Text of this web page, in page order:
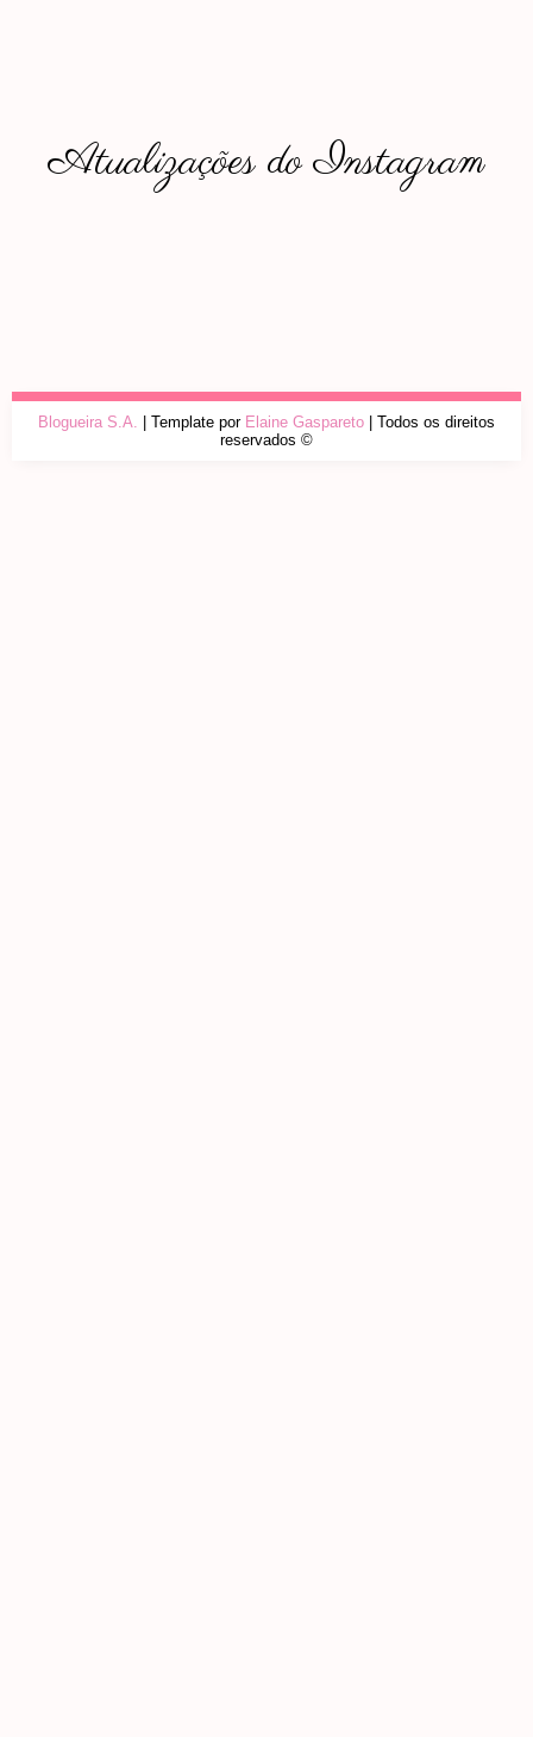
Atualizações do Instagram
Blogueira S.A. | Template por Elaine Gaspareto | Todos os direitos
reservados ©